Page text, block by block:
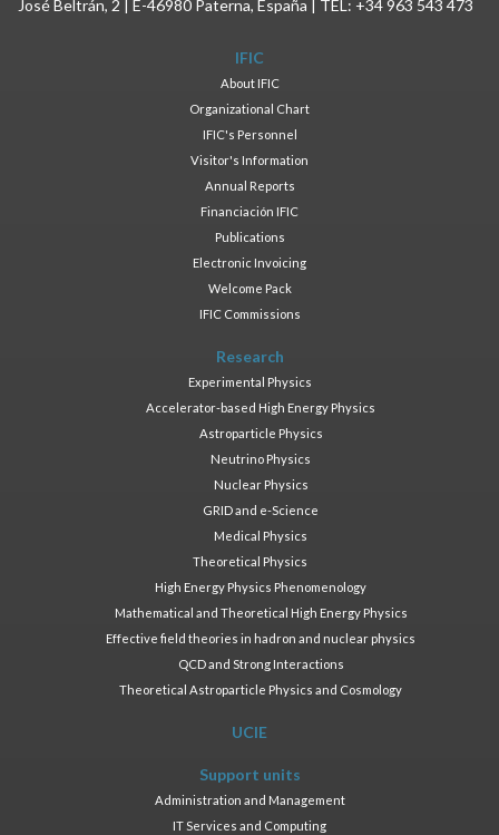
José Beltrán, 2 | E-46980 Paterna, España | TEL: +34 963 543 473
IFIC
About IFIC
Organizational Chart
IFIC's Personnel
Visitor's Information
Annual Reports
Financiación IFIC
Publications
Electronic Invoicing
Welcome Pack
IFIC Commissions
Research
Experimental Physics
Accelerator-based High Energy Physics
Astroparticle Physics
Neutrino Physics
Nuclear Physics
GRID and e-Science
Medical Physics
Theoretical Physics
High Energy Physics Phenomenology
Mathematical and Theoretical High Energy Physics
Effective field theories in hadron and nuclear physics
QCD and Strong Interactions
Theoretical Astroparticle Physics and Cosmology
UCIE
Support units
Administration and Management
IT Services and Computing